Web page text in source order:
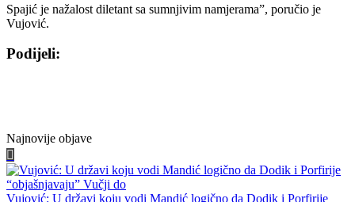
Spajić je nažalost diletant sa sumnjivim namjerama”, poručio je
Vujović.
Podijeli:
Najnovije objave
Vujović: U državi koju vodi Mandić logično da Dodik i Porfirije